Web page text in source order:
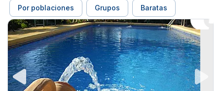
Por poblaciones Grupos Baratas